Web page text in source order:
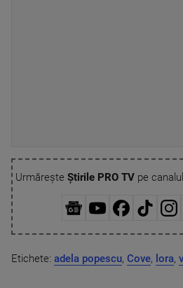
Urmărește Știrile PRO TVpe
Etichete: adela popescu, Cove, lora,